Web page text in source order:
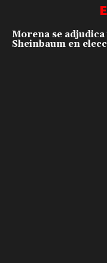
Morena se
Sheinbaum en